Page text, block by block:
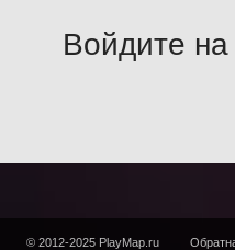
Войдите на
© 2012-2025 PlayMap.ru